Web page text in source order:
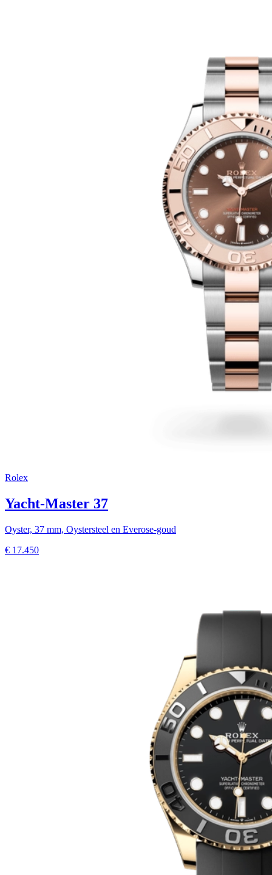
Rolex
Yacht-Master 37
Oyster, 37 mm, Oystersteel en Everose-goud
€ 17.450